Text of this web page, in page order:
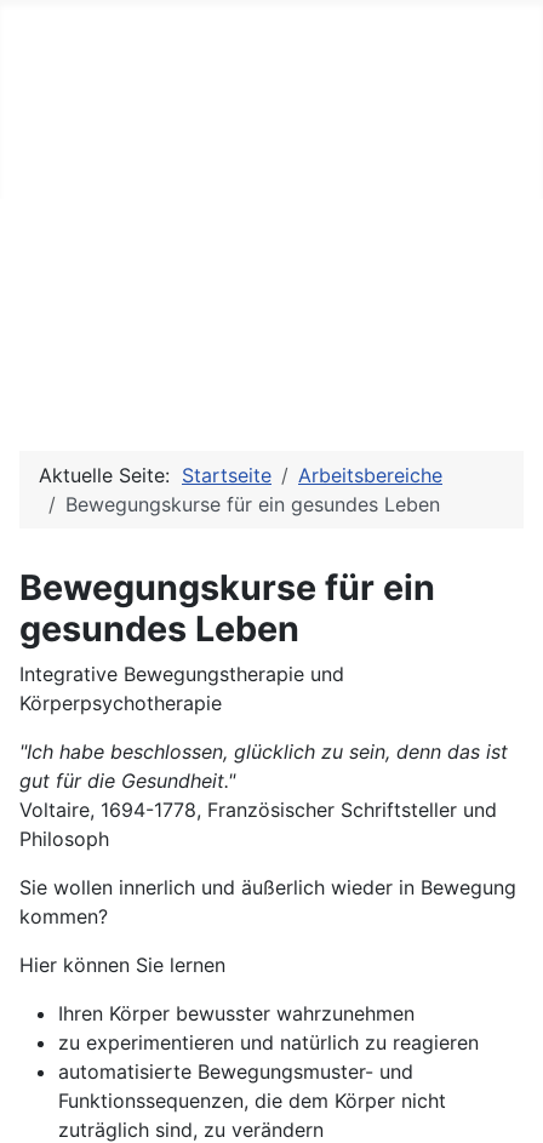
Aktuelle Seite: Startseite
Arbeitsbereiche
Bewegungskurse für ein gesundes Leben
Bewegungskurse für ein
gesundes Leben
Integrative Bewegungstherapie und
Körperpsychotherapie
"Ich habe beschlossen, glücklich zu sein, denn das ist
gut für die Gesundheit."
Voltaire, 1694-1778, Französischer Schriftsteller und
Philosoph
Sie wollen innerlich und äußerlich wieder in Bewegung
kommen?
Hier können Sie lernen
Ihren Körper bewusster wahrzunehmen
zu experimentieren und natürlich zu reagieren
automatisierte Bewegungsmuster- und
Funktionssequenzen, die dem Körper nicht
zuträglich sind, zu verändern